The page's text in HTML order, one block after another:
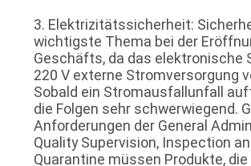
3. Elektrizitätssicherheit:
wichtigste Thema bei der
Geschäfts, da das elektronische
220 V externe Stromversorgung
Sobald ein Stromausfallunfall
die Folgen sehr schwerwiegend.
Anforderungen der General
Quality Supervision, Inspection
Quarantine müssen Produkte, die